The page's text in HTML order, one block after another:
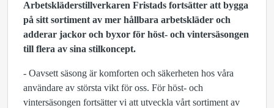
Arbetskläderstillverkaren Fristads fortsätter att bygga
på sitt sortiment av mer hållbara arbetskläder och
adderar jackor och byxor för höst- och vintersäsongen
till flera av sina stilkoncept.
- Oavsett säsong är komforten och säkerheten hos våra
användare av största vikt för oss. För höst- och
vintersäsongen fortsätter vi att utveckla vårt sortiment av